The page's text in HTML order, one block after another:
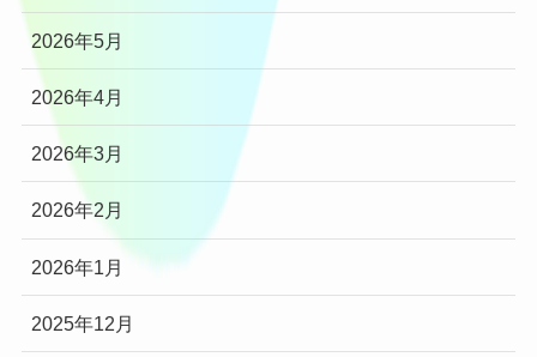
2026年5月
2026年4月
2026年3月
2026年2月
2026年1月
2025年12月